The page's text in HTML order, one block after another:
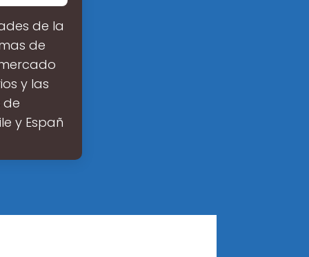
de la
de
y las
de
y Españ